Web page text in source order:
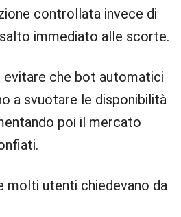
controllata invece di
immediato alle scorte.
evitare che bot automatici
a svuotare le disponibilità
poi il mercato
molti utenti chiedevano da